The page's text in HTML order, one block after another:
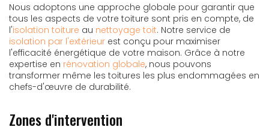
Nous adoptons une approche globale pour garantir que
tous les aspects de votre toiture sont pris en compte, de
l'isolation toiture au nettoyage toit. Notre service de
isolation par l'extérieur est conçu pour maximiser
l'efficacité énergétique de votre maison. Grâce à notre
expertise en rénovation globale, nous pouvons
transformer même les toitures les plus endommagées en
chefs-d'œuvre de durabilité.
Zones d'intervention